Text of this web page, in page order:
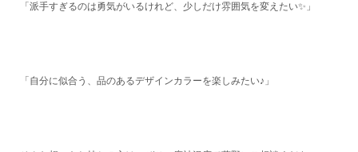
「派手すぎるのは勇気がいるけれど、少しだけ雰囲気を変えたい✨」
「自分に似合う、品のあるデザインカラーを楽しみたい♪」